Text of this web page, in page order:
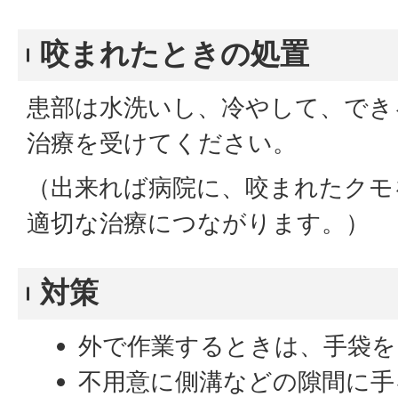
咬まれたときの処置
患部は水洗いし、冷やして、で
治療を受けてください。
（出来れば病院に、咬まれたク
適切な治療につながります。）
対策
外で作業するときは、手袋
不用意に側溝などの隙間に